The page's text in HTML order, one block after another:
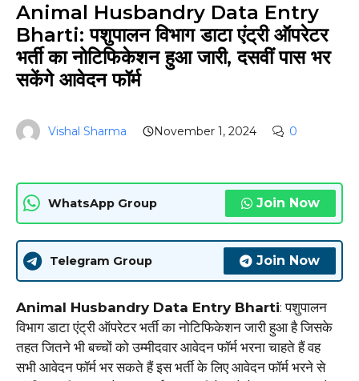
Animal Husbandry Data Entry
Bharti: पशुपालन विभाग डाटा एंट्री ऑपरेटर
भर्ती का नोटिफिकेशन हुआ जारी, दसवीं पास भर
सकेंगे आवेदन फॉर्म
Vishal Sharma November 1, 2024 0
WhatsApp Group Join Now
Telegram Group Join Now
Animal Husbandry Data Entry Bharti: पशुपालन
विभाग डाटा एंट्री ऑपरेटर भर्ती का नोटिफिकेशन जारी हुआ है जिसके
तहत जितने भी बच्चों को उम्मीदवार आवेदन फॉर्म भरना चाहते हैं वह
सभी आवेदन फॉर्म भर सकते हैं इस भर्ती के लिए आवेदन फॉर्म भरने से